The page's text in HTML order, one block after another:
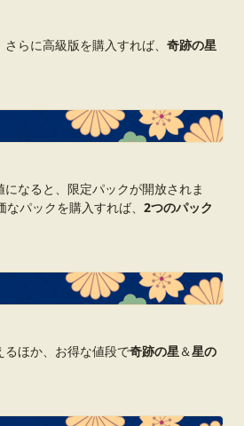
らに高級版を購入すれば、 奇跡の星
なると、限定パックが開放されま
パックを購入すれば、 2つのパック
るほか、お得な値段で奇跡の星＆星の